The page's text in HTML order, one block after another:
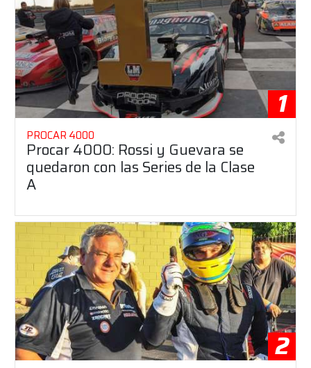
1
PROCAR 4000
Procar 4000: Rossi y Guevara se
quedaron con las Series de la Clase
A
2